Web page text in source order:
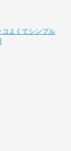
コよくてシンプル